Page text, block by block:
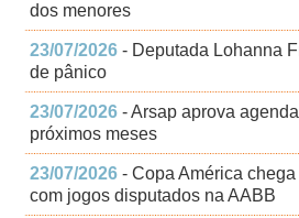
dos menores
23/07/2026 - Deputada Lohanna
de pânico
23/07/2026 - Arsap aprova
próximos meses
23/07/2026 - Copa América
com jogos disputados na AABB